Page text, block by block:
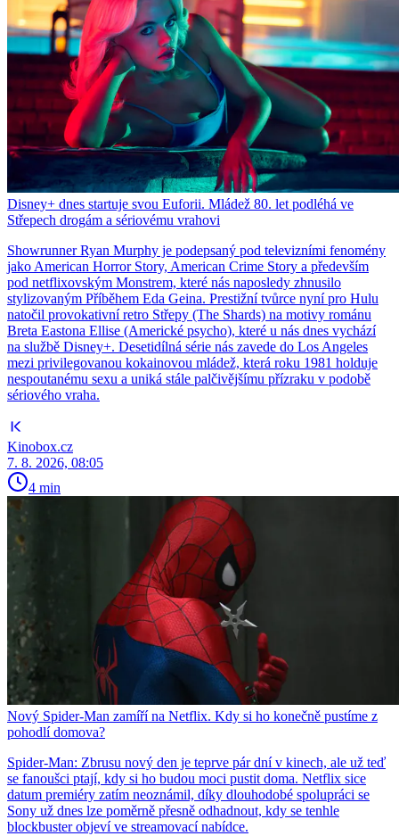
Disney+ dnes startuje svou Euforii. Mládež 80. let podléhá ve
Střepech drogám a sériovému vrahovi
Showrunner Ryan Murphy je podepsaný pod televizními fenomény
jako American Horror Story, American Crime Story a především
pod netflixovským Monstrem, které nás naposledy zhnusilo
stylizovaným Příběhem Eda Geina. Prestižní tvůrce nyní pro Hulu
natočil provokativní retro Střepy (The Shards) na motivy románu
Breta Eastona Ellise (Americké psycho), které u nás dnes vychází
na službě Disney+. Desetidílná série nás zavede do Los Angeles
mezi privilegovanou kokainovou mládež, která roku 1981 holduje
nespoutanému sexu a uniká stále palčivějšímu přízraku v podobě
sériového vraha.
Kinobox.cz
7. 8. 2026, 08:05
4 min
Nový Spider-Man zamíří na Netflix. Kdy si ho konečně pustíme z
pohodlí domova?
Spider-Man: Zbrusu nový den je teprve pár dní v kinech, ale už teď
se fanoušci ptají, kdy si ho budou moci pustit doma. Netflix sice
datum premiéry zatím neoznámil, díky dlouhodobé spolupráci se
Sony už dnes lze poměrně přesně odhadnout, kdy se tenhle
blockbuster objeví ve streamovací nabídce.